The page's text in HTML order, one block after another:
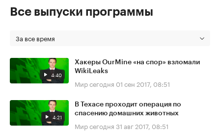
Все выпуски программы
За все время
4:40
Хакеры OurMine «на спор» взломали
WikiLeaks
Мир сегодня 01 сен 2017, 08:51
4:21
В Техасе проходит операция по
спасению домашних животных
Мир сегодня 31 авг 2017, 08:51